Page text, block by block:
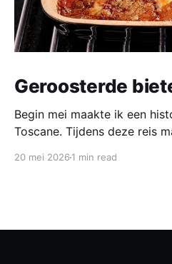
Geroosterde
Begin mei maakte ik een
Toscane. Tijdens deze reis
20 mei 2026 1 min read